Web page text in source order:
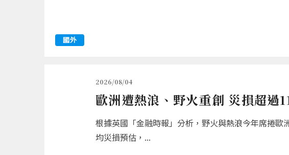
國外
2026/08/04
歐洲遭熱浪、野火重創 災損超過
根據英國「金融時報」分析，野火與熱浪今年席捲
均災損預估，...